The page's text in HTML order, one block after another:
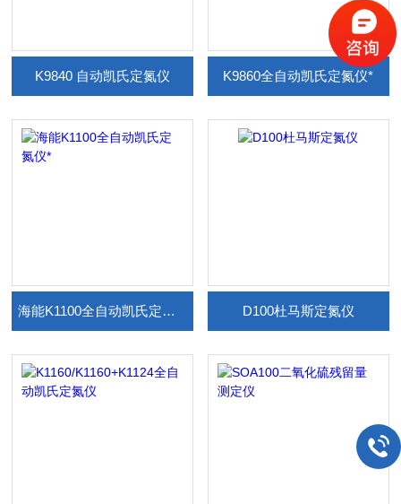
K9840 自动凯氏定氮仪 K9860全自动凯氏定氮仪*
海能K1100全自动凯氏定氮仪* D100杜马斯定氮仪